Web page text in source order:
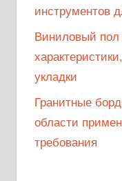
инструментов
Виниловый пол
укладки
Гранитные
области
требования